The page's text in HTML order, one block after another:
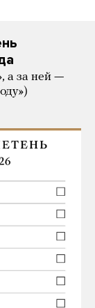
а за ней —